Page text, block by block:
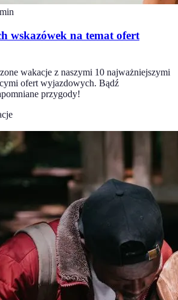
min
wskazówek na temat ofert
wakacje z naszymi 10 najważniejszymi
ofert wyjazdowych. Bądź
przygody!